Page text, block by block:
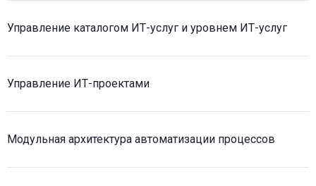
Управление каталогом ИТ-услуг и уровнем ИТ-услуг
Управление ИТ-проектами
Модульная архитектура автоматизации процессов